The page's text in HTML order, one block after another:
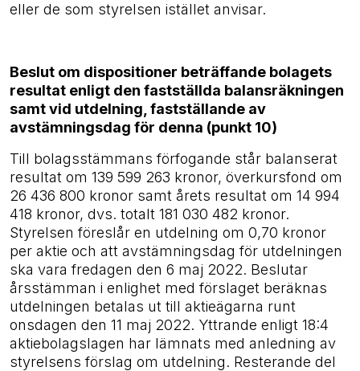
eller de som styrelsen istället anvisar.
Beslut om dispositioner beträffande bolagets
resultat enligt den fastställda balansräkningen
samt vid utdelning, fastställande av
avstämningsdag för denna (punkt 10)
Till bolagsstämmans förfogande står balanserat
resultat om 139 599 263 kronor, överkursfond om
26 436 800 kronor samt årets resultat om 14 994
418 kronor, dvs. totalt 181 030 482 kronor.
Styrelsen föreslår en utdelning om 0,70 kronor
per aktie och att avstämningsdag för utdelningen
ska vara fredagen den 6 maj 2022. Beslutar
årsstämman i enlighet med förslaget beräknas
utdelningen betalas ut till aktieägarna runt
onsdagen den 11 maj 2022. Yttrande enligt 18:4
aktiebolagslagen har lämnats med anledning av
styrelsens förslag om utdelning. Resterande del